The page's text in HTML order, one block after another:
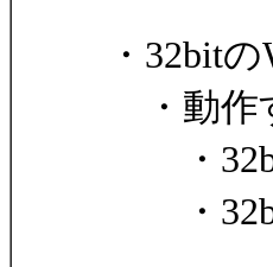
・32bit
・動作
・32bit
・32bit